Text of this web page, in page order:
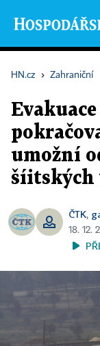
HN.cz › Zahraniční
umožní
šíitských
ČTK,
18. 12.